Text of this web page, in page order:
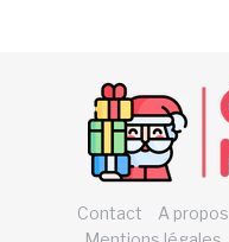
Contact A propos